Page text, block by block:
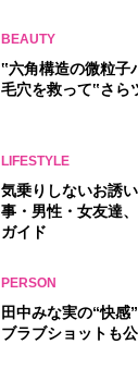
BEAUTY
‟六角構造の微粒子
毛穴を救って‟さら
LIFESTYLE
気乗りしないお誘
事・男性・女友達
ガイド
PERSON
田中みな実の“快感
ブラブショットも